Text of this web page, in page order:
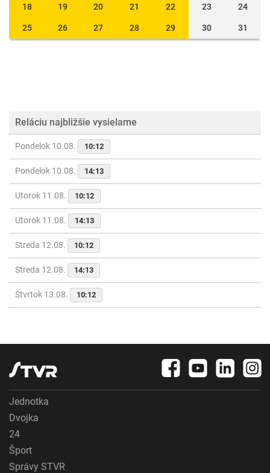
18 19 20 21 22 23 24
25 26 27 28 29 30 31
Reláciu najbližšie vysielame
Pondelok 10.08. 10:12
Pondelok 10.08. 14:13
Utorok 11.08. 10:12
Utorok 11.08. 14:13
Streda 12.08. 10:12
Streda 12.08. 14:13
Štvrtok 13.08. 10:12
Jednotka
Dvojka
24
Šport
Správy STVR